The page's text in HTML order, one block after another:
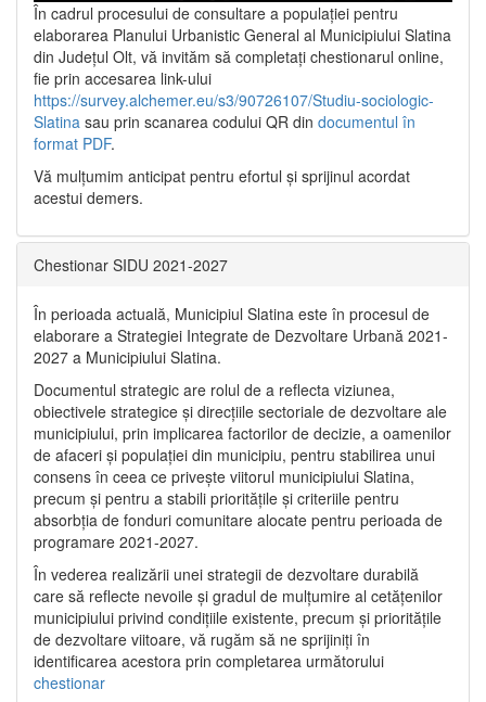
În cadrul procesului de consultare a populaţiei pentru
elaborarea Planului Urbanistic General al Municipiului Slatina
din Județul Olt, vă invităm să completați chestionarul online,
fie prin accesarea link-ului
https://survey.alchemer.eu/s3/90726107/Studiu-sociologic-
Slatina sau prin scanarea codului QR din documentul în
format PDF.
Vă mulţumim anticipat pentru efortul şi sprijinul acordat
acestui demers.
Chestionar SIDU 2021-2027
În perioada actuală, Municipiul Slatina este în procesul de
elaborare a Strategiei Integrate de Dezvoltare Urbană 2021‐
2027 a Municipiului Slatina.
Documentul strategic are rolul de a reflecta viziunea,
obiectivele strategice și direcțiile sectoriale de dezvoltare ale
municipiului, prin implicarea factorilor de decizie, a oamenilor
de afaceri și populației din municipiu, pentru stabilirea unui
consens în ceea ce privește viitorul municipiului Slatina,
precum și pentru a stabili prioritățile și criteriile pentru
absorbția de fonduri comunitare alocate pentru perioada de
programare 2021-2027.
În vederea realizării unei strategii de dezvoltare durabilă
care să reflecte nevoile și gradul de mulțumire al cetățenilor
municipiului privind condițiile existente, precum și prioritățile
de dezvoltare viitoare, vă rugăm să ne sprijiniți în
identificarea acestora prin completarea următorului
chestionar